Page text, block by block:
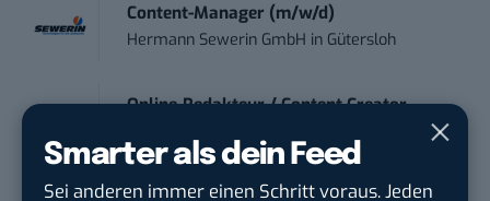
Smarter als dein Feed
Sei anderen immer einen Schritt voraus. Jeden
Content-Manager (m/w/d)
Hermann Sewerin GmbH in Gütersloh
Online-Redakteur / Content Creator
TURCK-GruppeinMülheim an der Ruhr